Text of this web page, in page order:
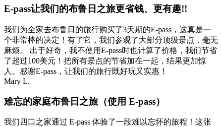
E-pass让我们的布鲁日之旅更省钱、更有趣!!
我们为全家去布鲁日的旅行购买了3天期的E-pass，这真是一
个非常棒的决定！有了它，我们参观了大部分顶级景点，毫无
麻烦。 出于好奇，我不使用E-pass时也计算了价格，我们节省
了超过100美元！把所有景点的节省加在一起，结果更加惊
人。感谢E-pass，让我们的旅行既好玩又实惠！
Mary L.
难忘的家庭布鲁日之旅（使用 E-pass）
我们四口之家通过 E-pass 体验了一段难以忘怀的旅程！这张